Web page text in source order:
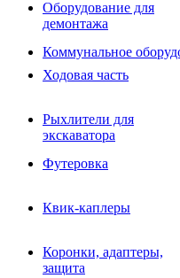
РВД
Сваерезки
Как выбрать
Оборудование для
демонтажа
Коммунальное
Ходовая часть
Рыхлители для
экскаватора
Футеровка
Квик-каплеры
Коронки, адаптеры,
защита